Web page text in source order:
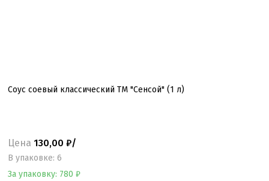
Соус соевый классический ТМ "Сенсой" (1 л)
Цена 130,00 ₽/
B упаковке: 6
За упаковку: 780 ₽